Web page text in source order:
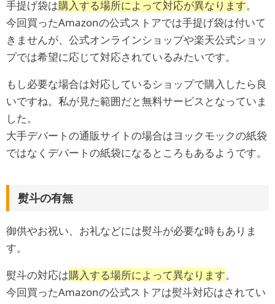
手提げ袋は購入する場所によって対応が異なります。
今回買ったAmazonの公式ストアでは手提げ袋は付いて
きませんが、公式オンラインショップや楽天公式ショッ
プでは希望に応じて対応されているみたいです。
もし必要な場合は対応しているショップで購入したら良
いですね。私が見た範囲だと無料サービスとなっていま
した。
大手デパートの通販サイトの場合はヨックモックの紙袋
ではなくデパートの紙袋になるところもあるようです。
熨斗の有無
御供やお祝い、お礼などには熨斗が必要な時もありま
す。
熨斗の対応は購入する場所によって異なります。
今回買ったAmazonの公式ストアは熨斗対応はされてい